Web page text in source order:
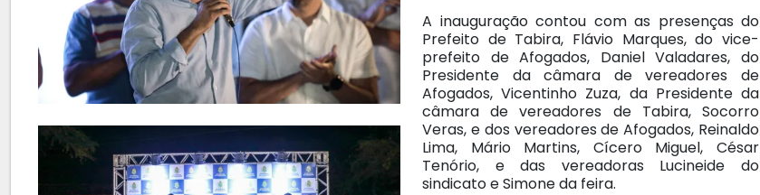
A inauguração contou com as presenças do
Prefeito de Tabira, Flávio Marques, do vice-
prefeito de Afogados, Daniel Valadares, do
Presidente da câmara de vereadores de
Afogados, Vicentinho Zuza, da Presidente da
câmara de vereadores de Tabira, Socorro
Veras, e dos vereadores de Afogados, Reinaldo
Lima, Mário Martins, Cícero Miguel, César
Tenório, e das vereadoras Lucineide do
sindicato e Simone da feira.